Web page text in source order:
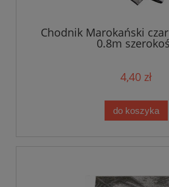
Chodnik Marokański
0.8m
4,40 zł
do koszyka